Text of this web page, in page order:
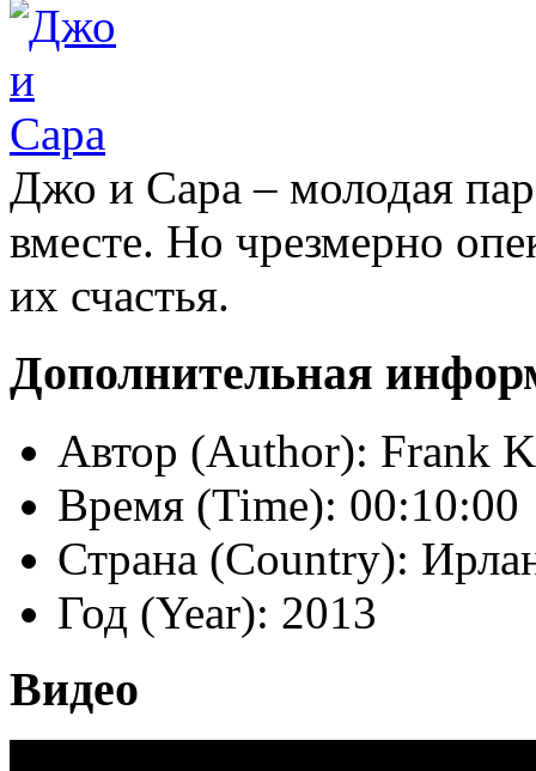
Джо и Сара – молодая
вместе. Но чрезмерно
их счастья.
Дополнительная
Автор (Author): Frank
Время (Time): 00:10:00
Страна (Country):
Год (Year): 2013
Видео